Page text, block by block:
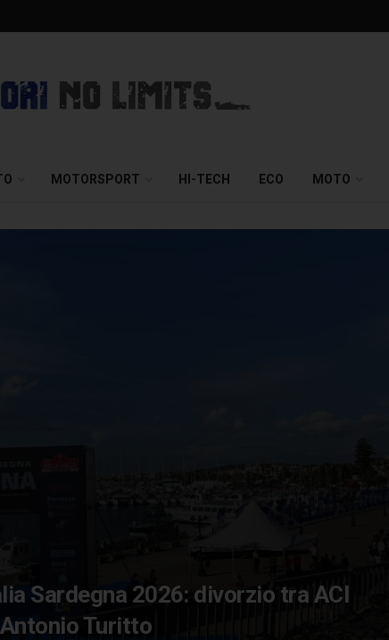
MOTORSPORT HI-TECH ECO MOTO
Sardegna 2026: divorzio tra ACI
Turitto